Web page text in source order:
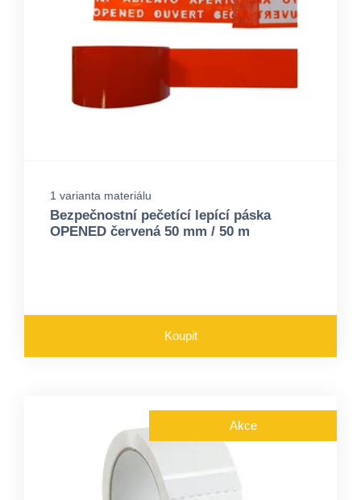
1 varianta materiálu
Bezpečnostní pečetící lepící páska
OPENED červená 50 mm / 50 m
Koupit
Akce